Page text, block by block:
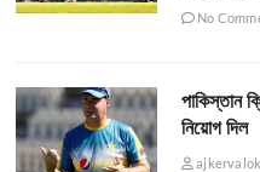
No
পাকিস্তান
নিয়োগ দিল